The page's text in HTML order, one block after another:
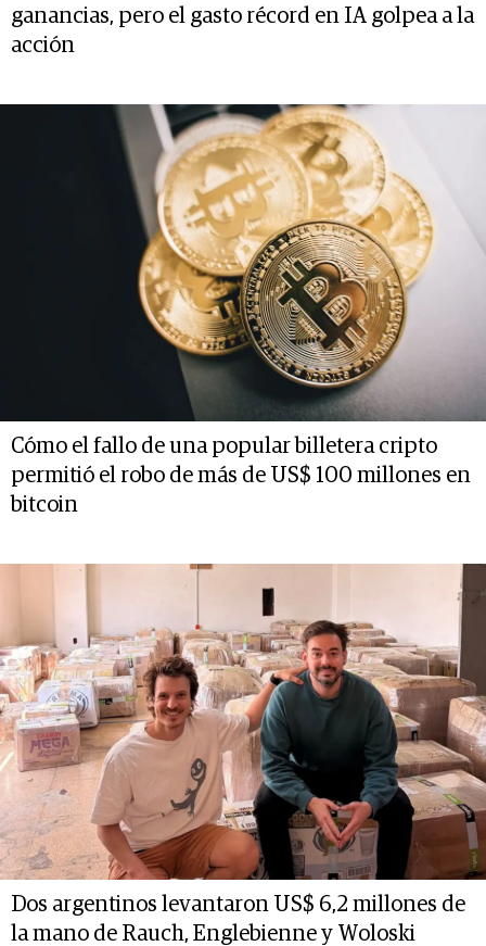
ganancias, pero el gasto récord en IA golpea a la
acción
Cómo el fallo de una popular billetera cripto
permitió el robo de más de US$ 100 millones en
bitcoin
Dos argentinos levantaron US$ 6,2 millones de
la mano de Rauch, Englebienne y Woloski